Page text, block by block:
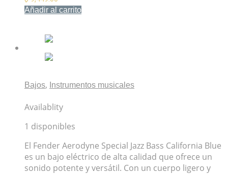
Añadir al carrito
Bajos, Instrumentos musicales
Availablity
1 disponibles
El Fender Aerodyne Special Jazz Bass California Blue
es un bajo eléctrico de alta calidad que ofrece un
sonido potente y versátil. Con un cuerpo ligero y